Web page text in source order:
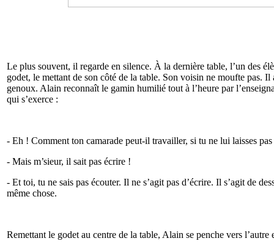
Le plus souvent, il regarde en silence. À la dernière table, l’un des
godet, le mettant de son côté de la table. Son voisin ne moufte pas. Il
genoux. Alain reconnaît le gamin humilié tout à l’heure par
qui s’exerce :
- Eh ! Comment ton camarade peut-il travailler, si tu ne lui laisses pas
- Mais m’sieur, il sait pas écrire !
- Et toi, tu ne sais pas écouter. Il ne s’agit pas d’écrire. Il s’agit de
même chose.
Remettant le godet au centre de la table, Alain se penche vers l’autre